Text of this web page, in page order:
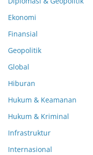
Ekonomi
Finansial
Geopolitik
Global
Hiburan
Hukum & Keamanan
Hukum & Kriminal
Infrastruktur
Internasional